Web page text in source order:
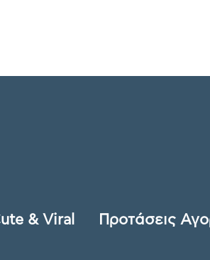
& Viral Προτάσεις